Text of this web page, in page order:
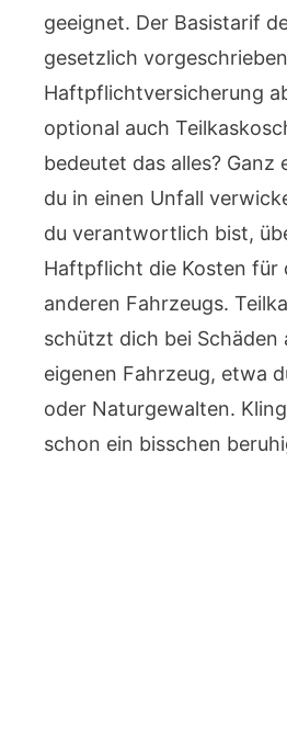
geeignet. Der Basistarif
gesetzlich
Haftpflichtversicherung
optional auch
bedeutet das alles? Ganz
du in einen Unfall
du verantwortlich bist,
Haftpflicht die Kosten für
anderen Fahrzeugs.
schützt dich bei Schäden
eigenen Fahrzeug, etwa
oder Naturgewalten.
schon ein bisschen